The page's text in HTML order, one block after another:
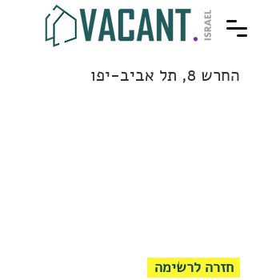
החרש 8, תל אביב-יפו
חזרה לרשימה